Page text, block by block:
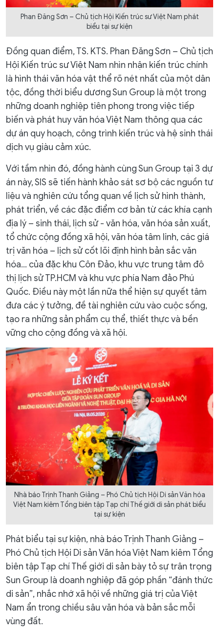
Phan Đăng Sơn – Chủ tịch Hội Kiến trúc sư Việt Nam phát
biểu tại sự kiện
Đồng quan điểm, TS. KTS. Phan Đăng Sơn – Chủ tịch
Hội Kiến trúc sư Việt Nam nhìn nhận kiến trúc chính
là hình thái văn hóa vật thể rõ nét nhất của một dân
tộc, đồng thời biểu dương Sun Group là một trong
những doanh nghiệp tiên phong trong việc tiếp
biến và phát huy văn hóa Việt Nam thông qua các
dự án quy hoạch, công trình kiến trúc và hệ sinh thái
dịch vụ giàu cảm xúc.
Với tầm nhìn đó, đồng hành cùng Sun Group tại 3 dự
án này, SIS sẽ tiến hành khảo sát sơ bộ các nguồn tư
liệu và nghiên cứu tổng quan về lịch sử hình thành,
phát triển, về các đặc điểm cơ bản từ các khía cạnh
địa lý – sinh thái, lịch sử - văn hóa, văn hóa sản xuất,
tổ chức cộng đồng xã hội, văn hóa tâm linh, các giá
trị văn hóa – lịch sử cốt lõi định hình bản sắc văn
hóa… của đặc khu Côn Đảo, khu vực trung tâm đô
thị lịch sử TP.HCM và khu vực phía Nam đảo Phú
Quốc. Điều này một lần nữa thể hiện sự quyết tâm
đưa các ý tưởng, đề tài nghiên cứu vào cuộc sống,
tạo ra những sản phẩm cụ thể, thiết thực và bền
vững cho cộng đồng và xã hội.
Nhà báo Trịnh Thanh Giảng – Phó Chủ tịch Hội Di sản Văn hóa
Việt Nam kiêm Tổng biên tập Tạp chí Thế giới di sản phát biểu
tại sự kiện
Phát biểu tại sự kiện, nhà báo Trịnh Thanh Giảng –
Phó Chủ tịch Hội Di sản Văn hóa Việt Nam kiêm Tổng
biên tập Tạp chí Thế giới di sản bày tỏ sự trân trọng
Sun Group là doanh nghiệp đã góp phần “đánh thức
di sản”, nhắc nhớ xã hội về những giá trị của Việt
Nam ẩn trong chiều sâu văn hóa và bản sắc mỗi
vùng đất.